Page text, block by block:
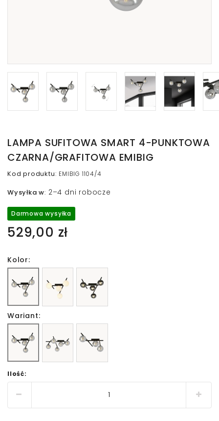
LAMPA SUFITOWA SMART 4-PUNKTOWA
CZARNA/GRAFITOWA EMIBIG
Kod produktu: EMIBIG 1104/4
Wysyłka w: 2–4 dni robocze
Darmowa wysyłka
529,00 zł
Kolor:
Wariant:
Ilość: